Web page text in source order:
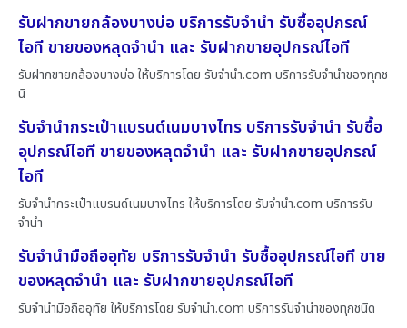
รับฝากขายกล้องบางบ่อ บริการรับจำนำ รับซื้ออุปกรณ์
ไอที ขายของหลุดจำนำ และ รับฝากขายอุปกรณ์ไอที
รับฝากขายกล้องบางบ่อ ให้บริการโดย รับจํานํา.com บริการรับจำนำของทุกช
นิ
รับจำนำกระเป๋าแบรนด์เนมบางไทร บริการรับจำนำ รับซื้อ
อุปกรณ์ไอที ขายของหลุดจำนำ และ รับฝากขายอุปกรณ์
ไอที
รับจำนำกระเป๋าแบรนด์เนมบางไทร ให้บริการโดย รับจํานํา.com บริการรับ
จำนำ
รับจำนำมือถืออุทัย บริการรับจำนำ รับซื้ออุปกรณ์ไอที ขาย
ของหลุดจำนำ และ รับฝากขายอุปกรณ์ไอที
รับจำนำมือถืออุทัย ให้บริการโดย รับจํานํา.com บริการรับจำนำของทุกชนิด